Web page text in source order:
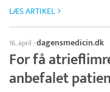
LÆS ARTIKEL
16. april ·dagensmedicin.dk
For få
anbefalet